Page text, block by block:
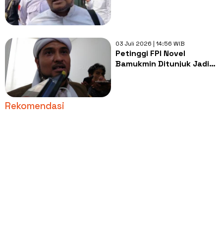
03 Juli 2026 | 14:56 WIB
Petinggi FPI Novel
Bamukmin Ditunjuk Jadi
Rekomendasi